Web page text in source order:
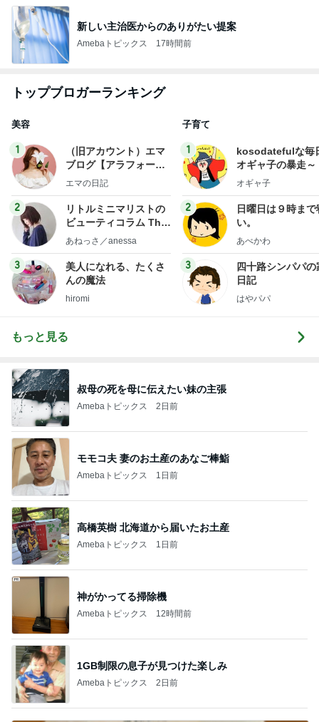
新しい主治医からのありがたい提案
Amebaトピックス 17時間前
トップブロガーランキング
美容
1
（旧アカウント）エマ
ブログ【アラフォー会
社売却セカンドライ
エマの日記
2
リトルミニマリストの
ビューティコラム The
little minimalist's bea
あねっさ／anessa
3
美人になれる、たくさ
んの魔法
hiromi
子育て
1
kosodatefulな毎
オギャ子の暴走～
オギャ子
2
日曜日は９時まで
い。
あべかわ
3
四十路シンパパの
日記
はやパパ
もっと見る
叔母の死を母に伝えたい妹の主張
Amebaトピックス 2日前
モモコ夫 妻のお土産のあなご棒鮨
Amebaトピックス 1日前
高橋英樹 北海道から届いたお土産
Amebaトピックス 1日前
神がかってる掃除機
Amebaトピックス 12時間前
1GB制限の息子が見つけた楽しみ
Amebaトピックス 2日前